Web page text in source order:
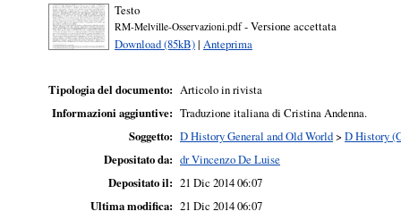
Testo
RM-Melville-Osservazioni.pdf- Versione accettata
Download (85kB)| Anteprima
Tipologia del documento: Articolo in rivista
Informazioni aggiuntive: Traduzione italiana di Cristina Andenna.
Soggetto: D History General and Old World> D History
Depositato da: dr Vincenzo De Luise
Depositato il: 21 Dic 2014 06:07
Ultima modifica: 21 Dic 2014 06:07